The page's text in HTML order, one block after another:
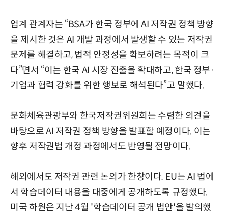
업계 관계자는 “BSA가 한국 정부에 AI 저작권 정책 방향
을 제시한 것은 AI 개발 과정에서 발생할 수 있는 저작권
문제를 해결하고, 법적 안정성을 확보하려는 목적이 크
다”면서 “이는 한국 AI 시장 진출을 확대하고, 한국 정부·
기업과 협력 강화를 위한 행보로 해석된다”고 말했다.
문화체육관광부와 한국저작권위원회는 수렴한 의견을
바탕으로 AI 저작권 정책 방향을 발표할 예정이다. 이는
향후 저작권법 개정 과정에서도 반영될 전망이다.
해외에서도 저작권 관련 논의가 한창이다. EU는 AI 법에
서 학습데이터 내용을 대중에게 공개하도록 규정했다.
미국 하원은 지난 4월 '학습데이터 공개 법안'을 발의했